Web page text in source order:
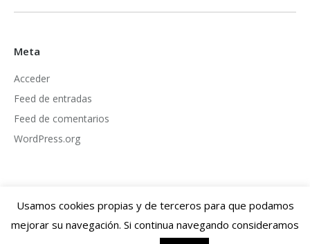
Meta
Acceder
Feed de entradas
Feed de comentarios
WordPress.org
Dream-Theme — trulypremium WordPress themes
Información legal
Usamos cookies propias y de terceros para que podamos
mejorar su navegación. Si continua navegando consideramos